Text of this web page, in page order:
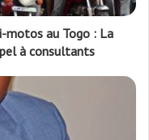
au Togo : La
à consultants